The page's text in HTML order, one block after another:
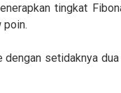
tingkat
poin.
dengan setidaknya